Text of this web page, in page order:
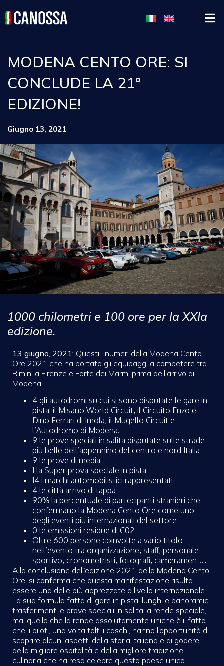
MODENA CENTO ORE: SI
CONCLUDE LA 21°
EDIZIONE!
Giugno 13, 2021
1000 chilometri e 100 ore per la XXIa
edizione.
13 giugno, 2021: Questi i numeri della Modena Cento
Ore 2021 che ha portato gli equipaggi a competere tra
Rimini a Firenze e Forte dei Marmi prima dell’arrivo di
Modena.
4 gli autodromi su cui si sono disputate le gare in
pista: il Misano World Circuit, il Circuito Enzo e
Dino Ferrari di Imola, il Mugello Circuit e
l’Autodromo di Modena.
9 le prove speciali in salita disputate sulle strade
più belle dell’appennino del centro e nord Italia
9 le prove di media
1 la Super prova speciale in pista
14 i marchi automobilistici rappresentati
4 le città arrivo di tappa
90% la percentuale di partecipanti stranieri che
confermano la Modena Cento Ore come uno
degli eventi più internazionali del settore
0 le emissioni residue di C02
Oltre 600 persone coinvolte a vario titolo
nell’evento tra organizzazione, staff, personale
sportivo, cronometristi, fotografi, cameramen …
Alla conclusione dell’edizione 2021 della Modena Cento
Ore, si conferma che questa manifestazione risulta
essere una delle più apprezzate a livello internazionale.
La sua formula fatta di gare in pista, lunghi e panoramici
trasferimenti e prove speciali in salita la rende speciale,
ma, quello che la rende assolutamente uniche è il fatto
che, i piloti, una volta tolti i caschi, hanno l’opportunità di
scoprire alcuni aspetti della storia italiana e di godere
della migliore ospitalità e della migliore tradizione
culinaria che ha reso celebre questo paese unico.